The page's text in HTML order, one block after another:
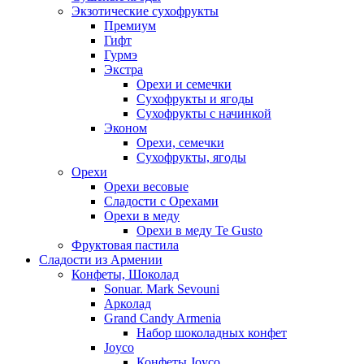
Экзотические сухофрукты
Премиум
Гифт
Гурмэ
Экстра
Орехи и семечки
Сухофрукты и ягоды
Сухофрукты с начинкой
Эконом
Орехи, семечки
Сухофрукты, ягоды
Орехи
Орехи весовые
Сладости с Орехами
Орехи в меду
Орехи в меду Te Gusto
Фруктовая пастила
Сладости из Армении
Конфеты, Шоколад
Sonuar. Mark Sevouni
Арколад
Grand Candy Armenia
Набор шоколадных конфет
Joyco